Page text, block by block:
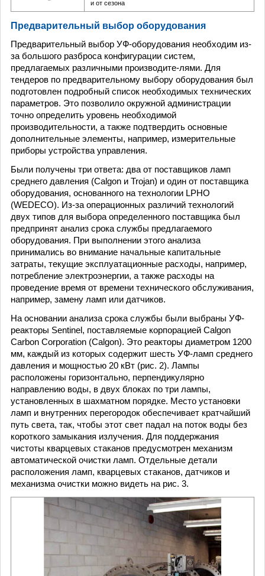
и от сезона
Предварительный выбор оборудования
Предварительный выбор УФ-оборудования необходим из-
за большого разброса конфигурации систем,
предлагаемых различными производите-лями. Для
тендеров по предварительному выбору оборудования был
подготовлен подробный список необходимых технических
параметров. Это позволило окружной администрации
точно определить уровень необходимой
производительности, а также подтвердить основные
дополнительные элементы, например, измерительные
приборы устройства управления.
Были получены три ответа: два от поставщиков ламп
среднего давления (Calgon и Trojan) и один от поставщика
оборудования, основанного на технологии LPHO
(WEDECO). Из-за операционных различий технологий
двух типов для выбора определенного поставщика был
предпринят анализ срока службы предлагаемого
оборудования. При выполнении этого анализа
принимались во внимание начальные капитальные
затраты, текущие эксплуатационные расходы, например,
потребление электроэнергии, а также расходы на
проведение время от времени технического обслуживания,
например, замену ламп или датчиков.
На основании анализа срока службы были выбраны УФ-
реакторы Sentinel, поставляемые корпорацией Calgon
Carbon Corporation (Calgon). Это реакторы диаметром 1200
мм, каждый из которых содержит шесть УФ-ламп среднего
давления и мощностью 20 кВт (рис. 2). Лампы
расположены горизонтально, перпендикулярно
направлению воды, в двух блоках по три лампы,
установленных в шахматном порядке. Место установки
ламп и внутренних перегородок обеспечивает кратчайший
путь света, так, чтобы этот свет падал на поток воды без
короткого замыкания излучения. Для поддержания
чистоты кварцевых стаканов предусмотрен механизм
автоматической очистки ламп. Отдельные детали
расположения ламп, кварцевых стаканов, датчиков и
механизма очистки можно видеть на рис. 3.